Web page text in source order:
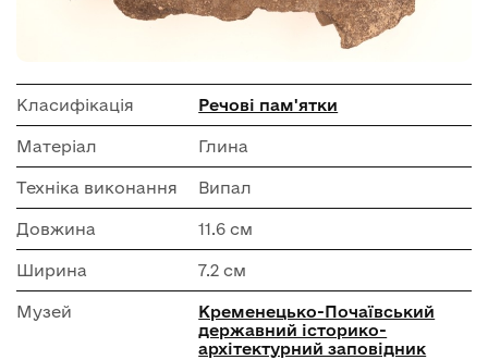
Класифікація Речові пам'ятки
Матеріал Глина
Техніка виконання Випал
Довжина 11.6 см
Ширина 7.2 см
Музей
Кременецько-Почаївський
державний історико-
архітектурний заповідник